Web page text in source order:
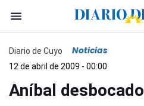
Diario de Cuyo Noticias
12 de abril de 2009 - 00:00
Aníbal desbocado